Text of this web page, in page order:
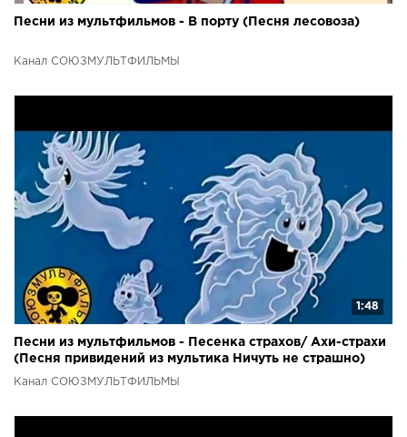
Песни из мультфильмов - В порту (Песня лесовоза)
Канал СОЮЗМУЛЬТФИЛЬМЫ
1:48
Песни из мультфильмов - Песенка страхов/ Ахи-страхи
(Песня привидений из мультика Ничуть не страшно)
Канал СОЮЗМУЛЬТФИЛЬМЫ